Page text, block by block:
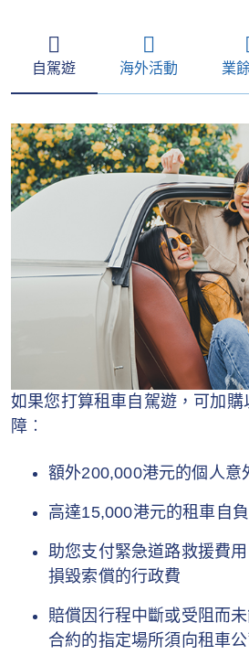
自駕遊 海外活動 業
如果您打算租車自駕遊，可加
障︰
額外200,000港元的個人意
高達15,000港元的租車自
助您支付緊急道路救援費
損毀索償的行政費
賠償因行程中斷或受阻而
合約的指定場所須向租車